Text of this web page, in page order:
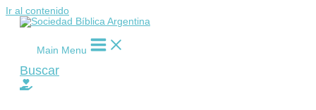
Ir al contenido
Main Menu
Buscar